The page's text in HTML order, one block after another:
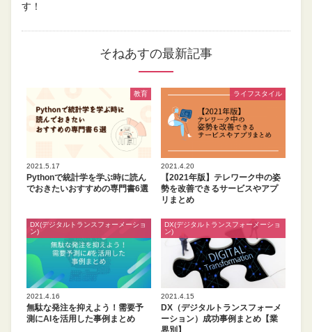
す！
そねあすの最新記事
教育
2021.5.17
Pythonで統計学を学ぶ時に読ん
でおきたいおすすめの専門書6選
ライフスタイル
2021.4.20
【2021年版】テレワーク中の姿
勢を改善できるサービスやアプ
リまとめ
DX(デジタルトランスフォーメーショ
ン)
2021.4.16
無駄な発注を抑えよう！需要予
測にAIを活用した事例まとめ
DX(デジタルトランスフォーメーショ
ン)
2021.4.15
DX（デジタルトランスフォーメ
ーション）成功事例まとめ【業
界別】